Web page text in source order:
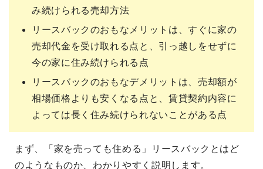
み続けられる売却方法
リースバックのおもなメリットは、すぐに家の
売却代金を受け取れる点と、引っ越しをせずに
今の家に住み続けられる点
リースバックのおもなデメリットは、売却額が
相場価格よりも安くなる点と、賃貸契約内容に
よっては長く住み続けられないことがある点
まず、「家を売っても住める」リースバックとはど
のようなものか、わかりやすく説明します。